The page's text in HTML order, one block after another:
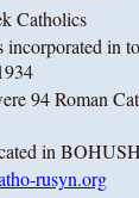
Catholics
incorporated in
94 Roman
in
rusyn.org